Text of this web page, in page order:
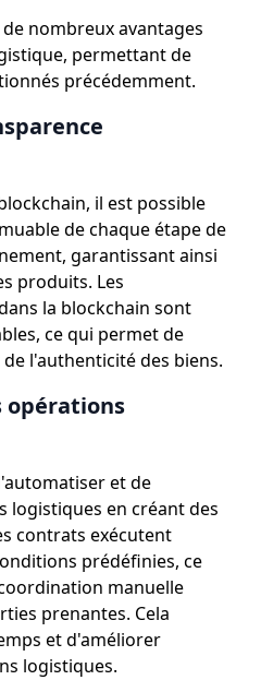
nombreux avantages
permettant de
précédemment.
il est possible
de chaque étape de
garantissant ainsi
produits. Les
la blockchain sont
ce qui permet de
l'authenticité des biens.
opérations
et de
logistiques en créant des
contrats exécutent
prédéfinies, ce
manuelle
prenantes. Cela
et d'améliorer
logistiques.